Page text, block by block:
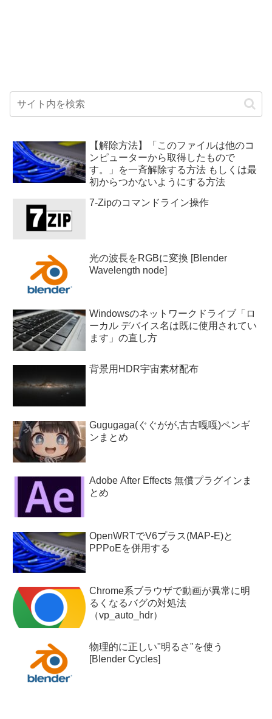
【解除方法】「このファイルは他のコ
ンピューターから取得したもので
す。」を一斉解除する方法 もしくは最
初からつかないようにする方法
7-Zipのコマンドライン操作
光の波長をRGBに変換 [Blender
Wavelength node]
Windowsのネットワークドライブ「ロ
ーカル デバイス名は既に使用されてい
ます」の直し方
背景用HDR宇宙素材配布
Gugugaga(ぐぐがが,古古嘎嘎)ペンギ
ンまとめ
Adobe After Effects 無償プラグインま
とめ
OpenWRTでV6プラス(MAP-E)と
PPPoEを併用する
Chrome系ブラウザで動画が異常に明
るくなるバグの対処法
（vp_auto_hdr）
物理的に正しい"明るさ"を使う
[Blender Cycles]